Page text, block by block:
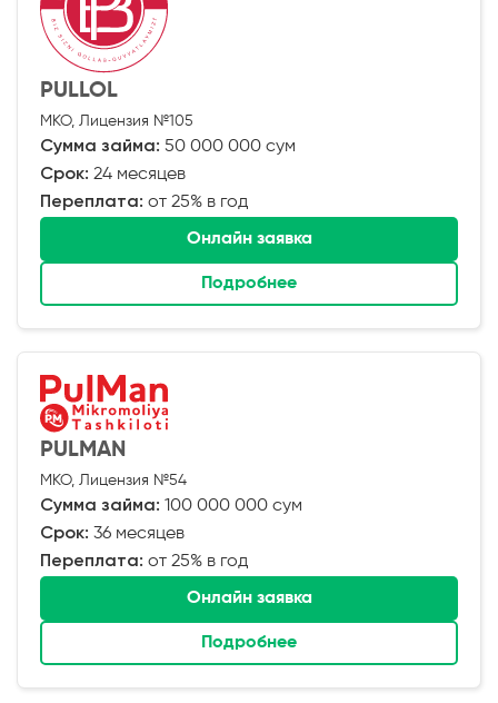
PULLOL
МКО, Лицензия №105
Сумма займа: 50 000 000 сум
Срок: 24 месяцев
Переплата: от 25% в год
Онлайн заявка
Подробнее
PULMAN
МКО, Лицензия №54
Сумма займа: 100 000 000 сум
Срок: 36 месяцев
Переплата: от 25% в год
Онлайн заявка
Подробнее